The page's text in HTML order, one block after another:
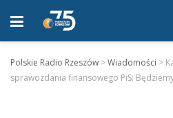
Polskie Radio Rzeszów >Wiadomości >
sprawozdania finansowego PiS: